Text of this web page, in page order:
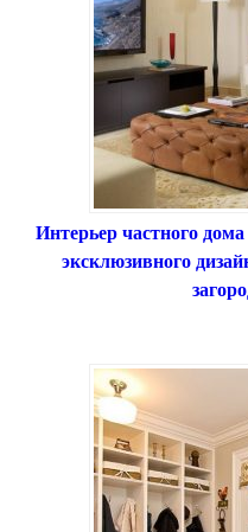
Интерьер частного
эксклюзивного